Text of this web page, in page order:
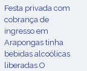
Festa privada com
cobrança de
ingresso em
Arapongas tinha
bebidas alcoólicas
liberadas O